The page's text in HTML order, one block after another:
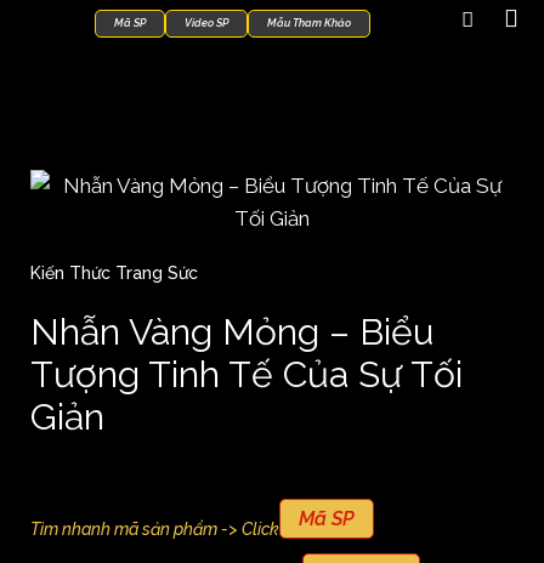
Mã SP Video SP Mẫu Tham Khảo
Kiến Thức Trang Sức
Nhẫn Vàng Mỏng – Biểu
Tượng Tinh Tế Của Sự Tối
Giản
Tìm nhanh mã sản phẩm -> Click Mã SP